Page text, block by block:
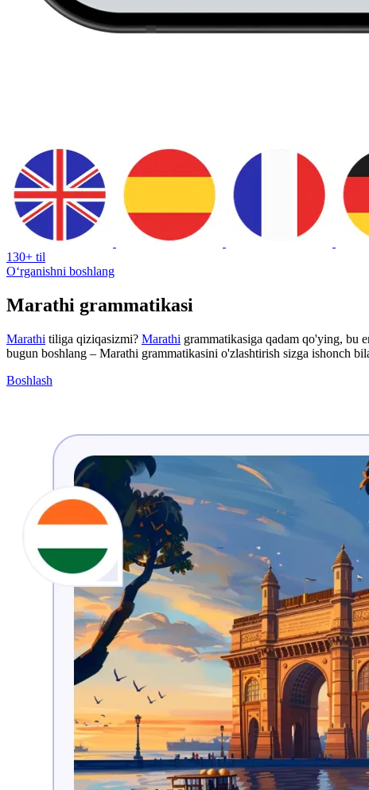
130+ til
Oʻrganishni boshlang
Marathi grammatikasi
Marathi tiliga qiziqasizmi? Marathi grammatikasiga qadam qo'ying, bu
bugun boshlang – Marathi grammatikasini o'zlashtirish sizga ishonch
Boshlash